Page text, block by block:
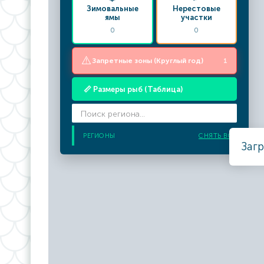
Зимовальные
ямы
0
Нерестовые
участки
0
⚠️ Запретные зоны (Круглый год) 1
📏 Размеры рыб (Таблица)
РЕГИОНЫ СНЯТЬ ВСЕ